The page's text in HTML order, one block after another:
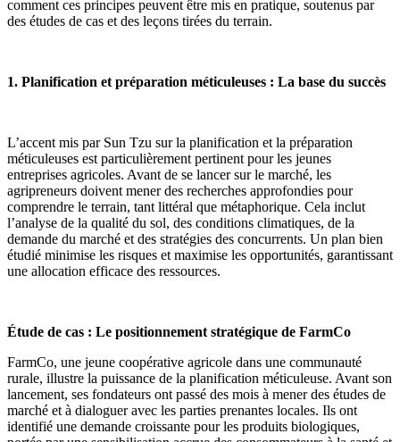
comment ces principes peuvent être mis en pratique, soutenus par
des études de cas et des leçons tirées du terrain.
1. Planification et préparation méticuleuses : La base du succès
L’accent mis par Sun Tzu sur la planification et la préparation
méticuleuses est particulièrement pertinent pour les jeunes
entreprises agricoles. Avant de se lancer sur le marché, les
agripreneurs doivent mener des recherches approfondies pour
comprendre le terrain, tant littéral que métaphorique. Cela inclut
l’analyse de la qualité du sol, des conditions climatiques, de la
demande du marché et des stratégies des concurrents. Un plan bien
étudié minimise les risques et maximise les opportunités, garantissant
une allocation efficace des ressources.
Étude de cas : Le positionnement stratégique de FarmCo
FarmCo, une jeune coopérative agricole dans une communauté
rurale, illustre la puissance de la planification méticuleuse. Avant son
lancement, ses fondateurs ont passé des mois à mener des études de
marché et à dialoguer avec les parties prenantes locales. Ils ont
identifié une demande croissante pour les produits biologiques,